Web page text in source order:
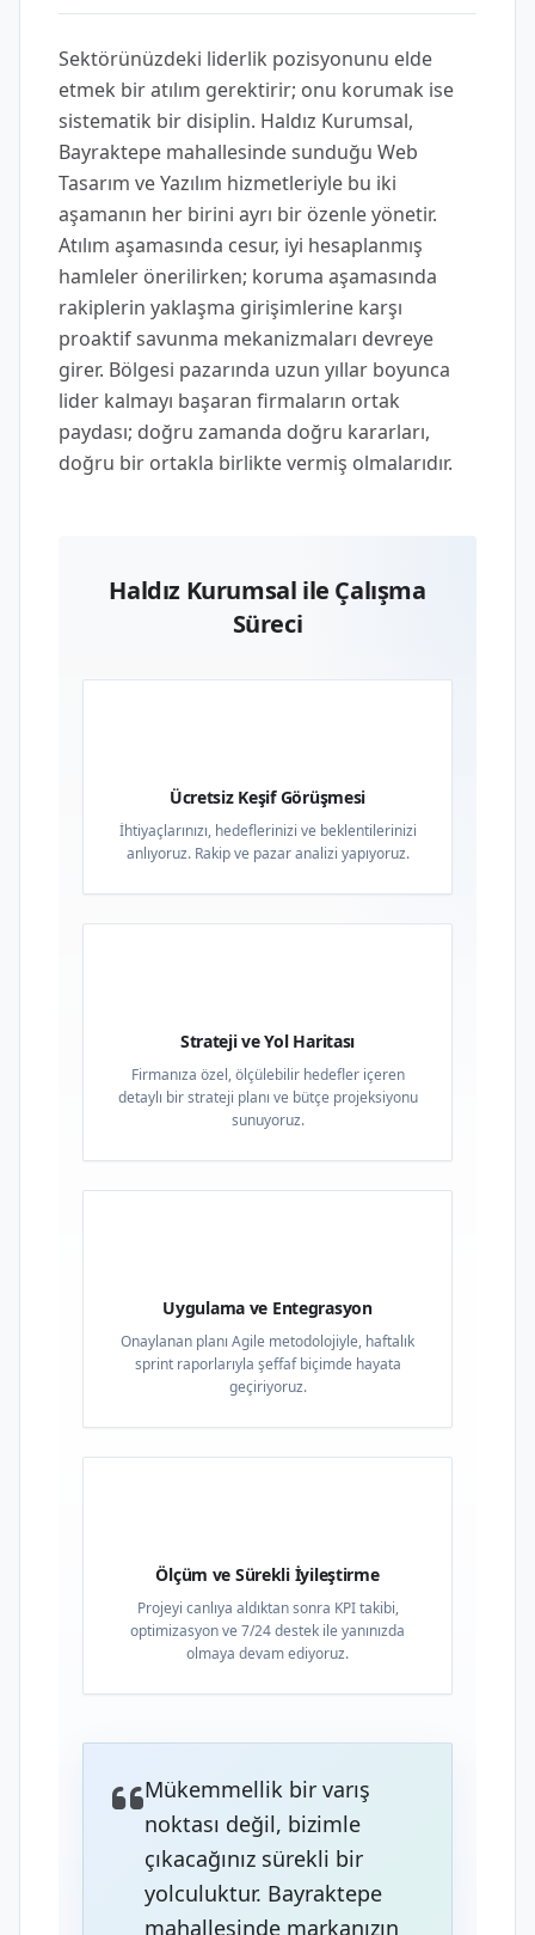
Sektörünüzdeki liderlik pozisyonunu elde
etmek bir atılım gerektirir; onu korumak ise
sistematik bir disiplin. Haldız Kurumsal,
Bayraktepe mahallesinde sunduğu Web
Tasarım ve Yazılım hizmetleriyle bu iki
aşamanın her birini ayrı bir özenle yönetir.
Atılım aşamasında cesur, iyi hesaplanmış
hamleler önerilirken; koruma aşamasında
rakiplerin yaklaşma girişimlerine karşı
proaktif savunma mekanizmaları devreye
girer. Bölgesi pazarında uzun yıllar boyunca
lider kalmayı başaran firmaların ortak
paydası; doğru zamanda doğru kararları,
doğru bir ortakla birlikte vermiş olmalarıdır.
Haldız Kurumsal ile Çalışma
Süreci
Ücretsiz Keşif Görüşmesi
İhtiyaçlarınızı, hedeflerinizi ve beklentilerinizi
anlıyoruz. Rakip ve pazar analizi yapıyoruz.
Strateji ve Yol Haritası
Firmanıza özel, ölçülebilir hedefler içeren
detaylı bir strateji planı ve bütçe projeksiyonu
sunuyoruz.
Uygulama ve Entegrasyon
Onaylanan planı Agile metodolojiyle, haftalık
sprint raporlarıyla şeffaf biçimde hayata
geçiriyoruz.
Ölçüm ve Sürekli İyileştirme
Projeyi canlıya aldıktan sonra KPI takibi,
optimizasyon ve 7/24 destek ile yanınızda
olmaya devam ediyoruz.
Mükemmellik bir varış
noktası değil, bizimle
çıkacağınız sürekli bir
yolculuktur. Bayraktepe
mahallesinde markanızın